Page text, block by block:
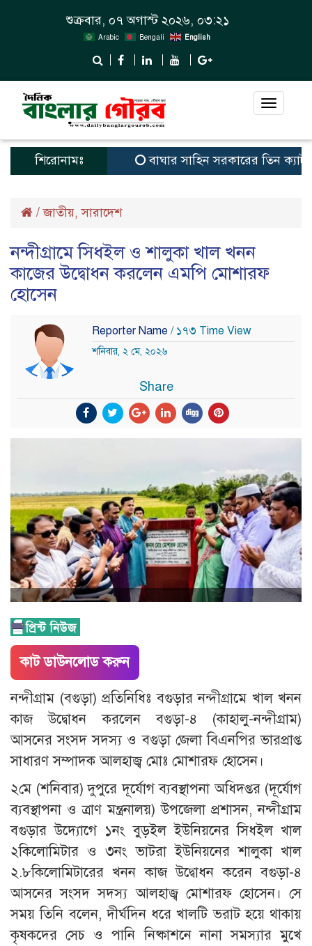
শুক্রবার, ০৭ অগাস্ট ২০২৬, ০৩:২১
Arabic Bengali English
Toggle
শিরোনামঃ বাঘার সাহিন সরকারের তিন
/জাতীয়,সারাদেশ
নন্দীগ্রামে সিধইল ও শালুকা খাল খনন
কাজের উদ্বোধন করলেন এমপি মোশারফ
হোসেন
Reporter Name / ১৭৩ Time View
শনিবার, ২ মে, ২০২৬
Share
কাট ডাউনলোড করুন
নন্দীগ্রাম (বগুড়া) প্রতিনিধিঃ বগুড়ার নন্দীগ্রামে খাল খনন
কাজ উদ্বোধন করলেন বগুড়া-৪ (কাহালু-নন্দীগ্রাম)
আসনের সংসদ সদস্য ও বগুড়া জেলা বিএনপির ভারপ্রাপ্ত
সাধারণ সম্পাদক আলহাজ্ব মোঃ মোশারফ হোসেন।
২মে (শনিবার) দুপুরে দূর্যোগ ব্যবস্থাপনা অধিদপ্তর (দূর্যোগ
ব্যবস্থাপনা ও ত্রাণ মন্ত্রনালয়) উপজেলা প্রশাসন, নন্দীগ্রাম
বগুড়ার উদ্যোগে ১নং বুড়ইল ইউনিয়নের সিধইল খাল
২কিলোমিটার ও ৩নং ভাটরা ইউনিয়নের শালুকা খাল
২.৮কিলোমিটারের খনন কাজ উদ্বোধন করেন বগুড়া-৪
আসনের সংসদ সদস্য আলহাজ্ব মোশারফ হোসেন। সে
সময় তিনি বলেন, দীর্ঘদিন ধরে খালটি ভরাট হয়ে থাকায়
কৃষকদের সেচ ও পানি নিষ্কাশনে নানা সমস্যার মুখে